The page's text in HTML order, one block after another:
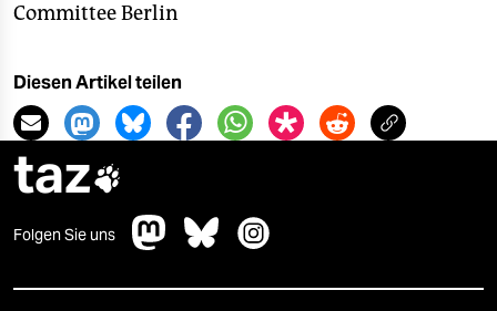
Committee Berlin
Diesen Artikel teilen
taz
Folgen Sie uns